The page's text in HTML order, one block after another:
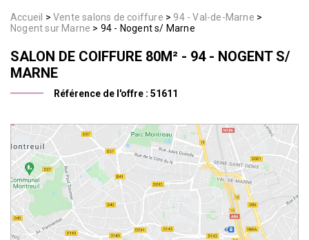
Accueil Vente salons de coiffure
94 - Val-de-Marne
Nogent sur Marne
94 - Nogent s/ Marne
SALON DE COIFFURE 80M² - 94 - NOGENT S/
MARNE
Référence de l'offre : 51611